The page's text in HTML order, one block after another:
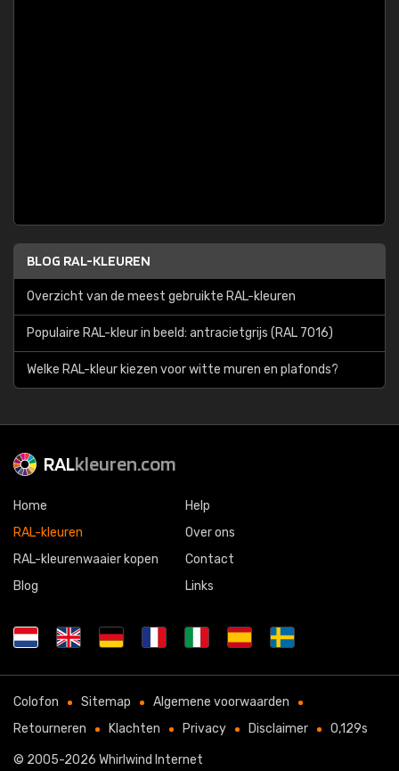
BLOG RAL-KLEUREN
Overzicht van de meest gebruikte RAL-kleuren
Populaire RAL-kleur in beeld: antracietgrijs (RAL 7016)
Welke RAL-kleur kiezen voor witte muren en plafonds?
RALkleuren.com
Home
RAL-kleuren
RAL-kleurenwaaier kopen
Blog
Help
Over ons
Contact
Links
Colofon Sitemap
Algemene voorwaarden
Retourneren
Klachten Privacy Disclaimer 0,129s
© 2005-2026 Whirlwind Internet